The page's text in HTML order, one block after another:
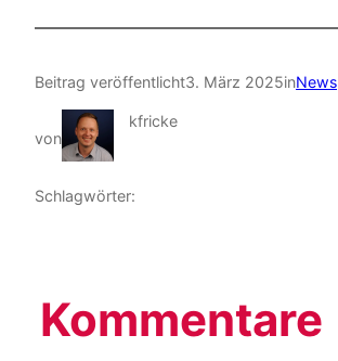
Beitrag veröffentlicht3. März 2025inNews
von
kfricke
Schlagwörter:
Kommentare